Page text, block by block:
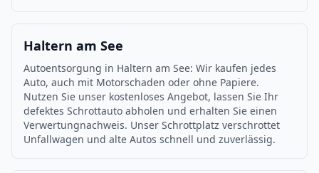
Haltern am See
Autoentsorgung in Haltern am See: Wir kaufen jedes
Auto, auch mit Motorschaden oder ohne Papiere.
Nutzen Sie unser kostenloses Angebot, lassen Sie Ihr
defektes Schrottauto abholen und erhalten Sie einen
Verwertungnachweis. Unser Schrottplatz verschrottet
Unfallwagen und alte Autos schnell und zuverlässig.